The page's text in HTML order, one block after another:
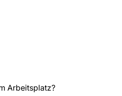
Arbeitsplatz?